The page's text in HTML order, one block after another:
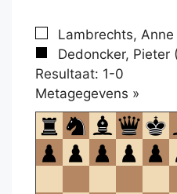
Lambrechts, Anne
Dedoncker, Pieter
Resultaat: 1-0
Metagegevens »
om
te